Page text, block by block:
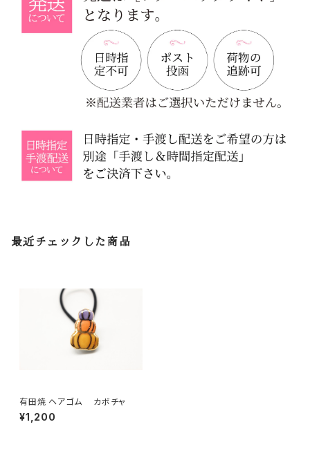
最近チェックした商品
有田焼 ヘアゴム カボチャ
¥1,200